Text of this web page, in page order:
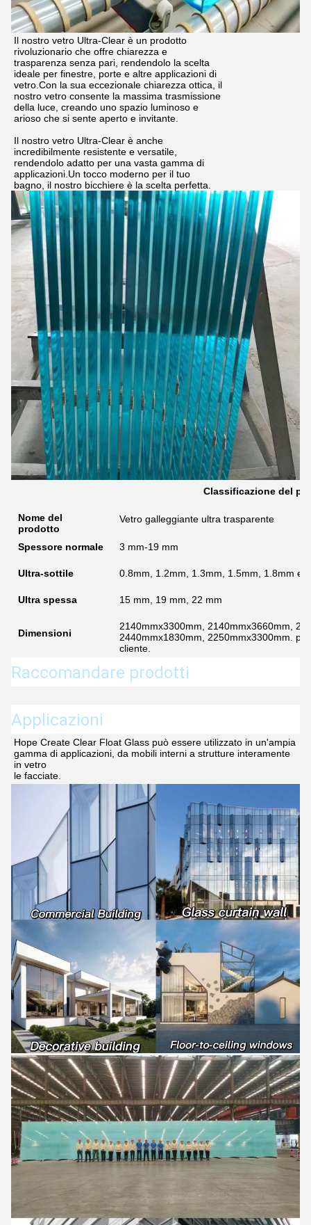
Il nostro vetro Ultra-Clear è un prodotto
rivoluzionario che offre chiarezza e
trasparenza senza pari, rendendolo la scelta
ideale per finestre, porte e altre applicazioni di
vetro.Con la sua eccezionale chiarezza ottica, il
nostro vetro consente la massima trasmissione
della luce, creando uno spazio luminoso e
arioso che si sente aperto e invitante.
Il nostro vetro Ultra-Clear è anche
incredibilmente resistente e versatile,
rendendolo adatto per una vasta gamma di
applicazioni.Un tocco moderno per il tuo
bagno, il nostro bicchiere è la scelta perfetta.
Classificazione del
Nome del
prodotto
Vetro galleggiante ultra trasparente
Spessore normale 3 mm-19 mm
Ultra-sottile 0.8mm, 1.2mm, 1.3mm, 1.5mm, 1.8mm e
Ultra spessa 15 mm, 19 mm, 22 mm
Dimensioni
2140mmx3300mm, 2140mmx3660mm,
2440mmx1830mm, 2250mmx3300mm.
cliente.
Raccomandare prodotti
Applicazioni
Hope Create Clear Float Glass può essere utilizzato in un'ampia
gamma di applicazioni, da mobili interni a strutture interamente
in vetro
le facciate.